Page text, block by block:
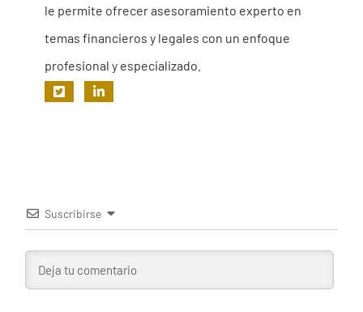
le permite ofrecer asesoramiento experto en
temas financieros y legales con un enfoque
profesional y especializado.
Suscribirse